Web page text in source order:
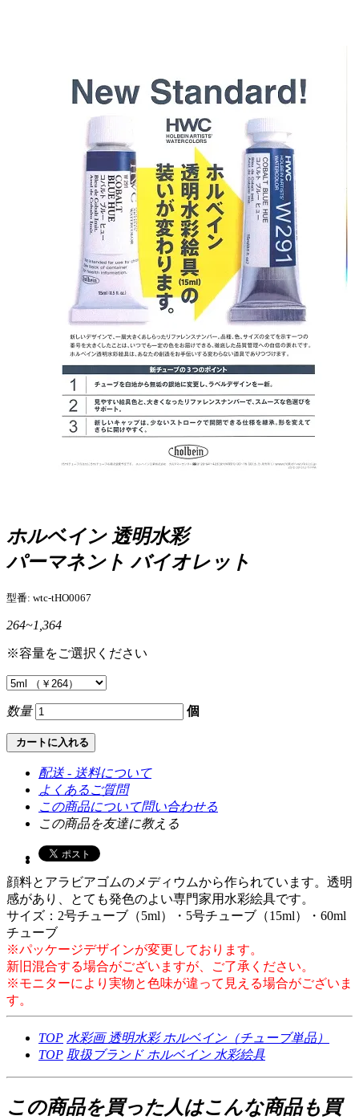
ホルベイン 透明水彩
パーマネント バイオレット
型番: wtc-tHO0067
264~1,364
※容量をご選択ください
数量 個
カートに入れる
配送 - 送料について
よくあるご質問
この商品について問い合わせる
この商品を友達に教える
顔料とアラビアゴムのメディウムから作られています。透明
感があり、とても発色のよい専門家用水彩絵具です。
サイズ：2号チューブ（5ml）・5号チューブ（15ml）・60ml
チューブ
※パッケージデザインが変更しております。
新旧混合する場合がございますが、ご了承ください。
※モニターにより実物と色味が違って見える場合がございま
す。
TOP 水彩画透明水彩ホルベイン（チューブ単品）
TOP 取扱ブランド ホルベイン 水彩絵具
この商品を買った人はこんな商品も買